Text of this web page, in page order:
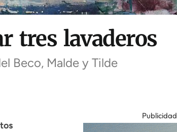
tres lavaderos
Beco, Malde y Tilde
Publicidad